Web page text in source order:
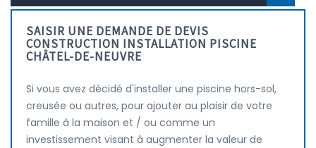
SAISIR UNE DEMANDE DE DEVIS
CONSTRUCTION INSTALLATION PISCINE
CHÂTEL-DE-NEUVRE
Si vous avez décidé d'installer une piscine hors-sol,
creusée ou autres, pour ajouter au plaisir de votre
famille à la maison et / ou comme un
investissement visant à augmenter la valeur de